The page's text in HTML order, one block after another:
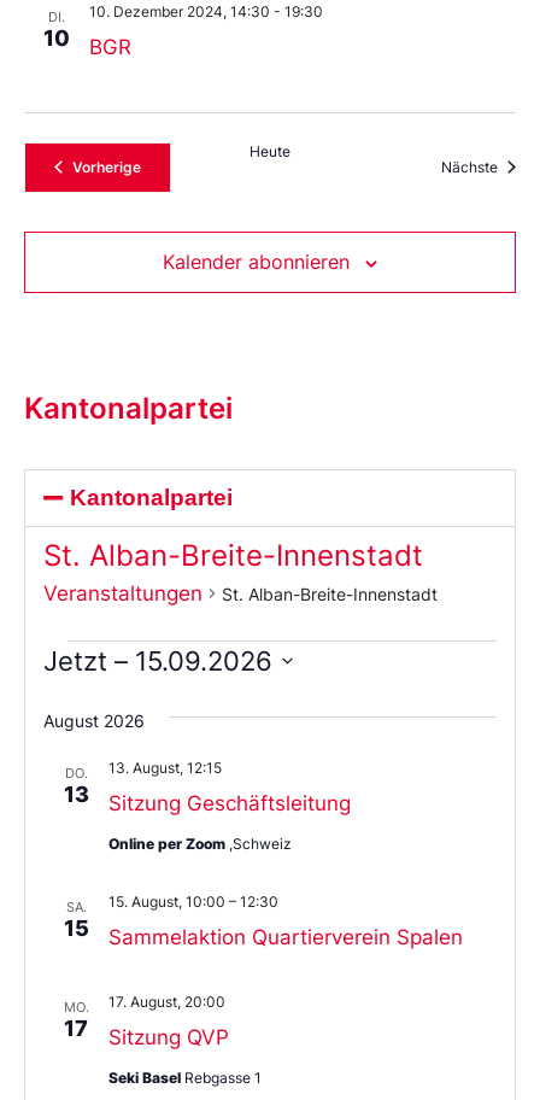
DI.
10 BGR
10. Dezember 2024, 14:30 - 19:30
VorherigeVeranstaltungen
Heute
Nächste
Kalender abonnieren
Kantonalpartei
Kantonalpartei
St. Alban-Breite-Innenstadt
Veranstaltungen St. Alban-Breite-Innenstadt
Jetzt – 15.09.2026
Sie
das
aus.
August 2026
DO.
13 Sitzung Geschäftsleitung
13. August, 12:15
Online per Zoom ,Schweiz
SA.
15 Sammelaktion Quartierverein Spalen
15. August, 10:00 – 12:30
MO.
17 Sitzung QVP
17. August, 20:00
Seki Basel Rebgasse 1